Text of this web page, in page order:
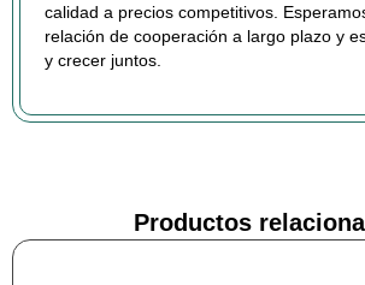
calidad a precios competitivos.
relación de cooperación a largo plazo y
y crecer juntos.
Productos